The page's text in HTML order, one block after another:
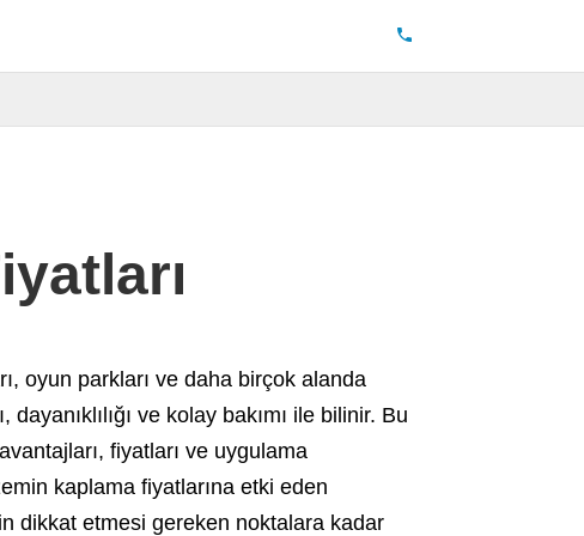
oyun parkları ve daha birçok alanda
ve kolay bakımı ile bilinir. Bu
fiyatları ve uygulama
kaplama fiyatlarına etki eden
dikkat etmesi gereken noktalara kadar